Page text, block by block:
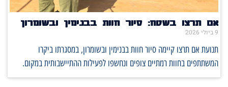
אם תרצו בשטח: סיור חוות בבנימין ובשומרון
9 ביולי 2026
תנועת אם תרצו קיימה סיור חוות בבנימין ובשומרון, במסגרתו ביקרו
המשתתפים בחוות רמתיים צופים ונחשפו לפעילות ההתיישבותית במקום.